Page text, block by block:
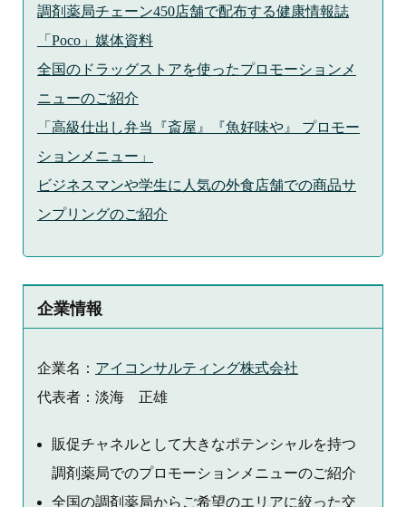
調剤薬局チェーン450店舗で配布する健康情報誌
「Poco」媒体資料
全国のドラッグストアを使ったプロモーションメ
ニューのご紹介
「高級仕出し弁当『斎屋』『魚好味や』 プロモー
ションメニュー」
ビジネスマンや学生に人気の外食店舗での商品サ
ンプリングのご紹介
企業情報
企業名： アイコンサルティング株式会社
代表者：淡海 正雄
販促チャネルとして大きなポテンシャルを持つ
調剤薬局でのプロモーションメニューのご紹介
全国の調剤薬局からご希望のエリアに絞った交